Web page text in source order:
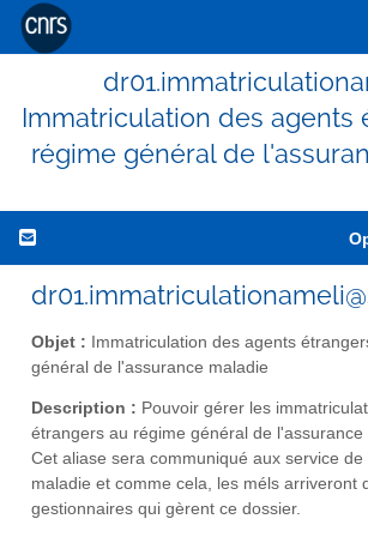
Immatriculation des agents
régime général de
Objet : Immatriculation des agents
général de l'assurance maladie
Description : Pouvoir gérer les
étrangers au régime général de l'assurance
Cet aliase sera communiqué aux service de
maladie et comme cela, les méls arriveront
gestionnaires qui gèrent ce dossier.